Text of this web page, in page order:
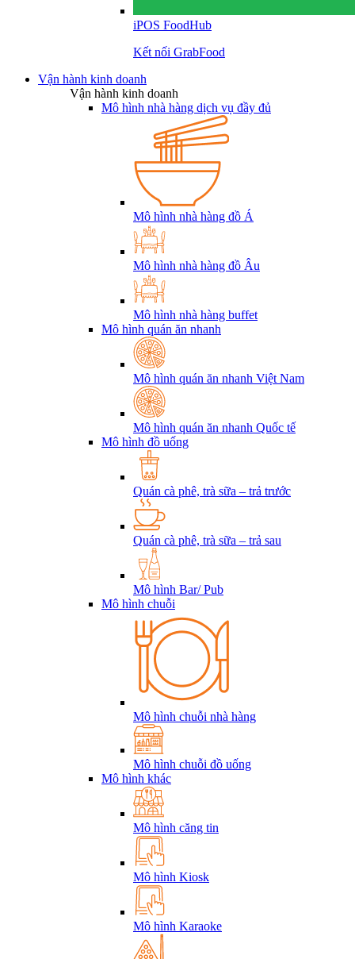
iPOS FoodHub
Kết nối GrabFood
Vận hành kinh doanh
Vận hành kinh doanh
Mô hình nhà hàng dịch vụ đầy đủ
Mô hình nhà hàng đồ Á
Mô hình nhà hàng đồ Âu
Mô hình nhà hàng buffet
Mô hình quán ăn nhanh
Mô hình quán ăn nhanh Việt Nam
Mô hình quán ăn nhanh Quốc tế
Mô hình đồ uống
Quán cà phê, trà sữa – trả trước
Quán cà phê, trà sữa – trả sau
Mô hình Bar/ Pub
Mô hình chuỗi
Mô hình chuỗi nhà hàng
Mô hình chuỗi đồ uống
Mô hình khác
Mô hình căng tin
Mô hình Kiosk
Mô hình Karaoke